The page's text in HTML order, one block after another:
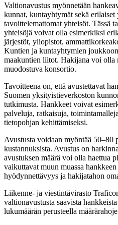
Valtionavustus myönnetään
kunnat, kuntayhtymät sekä
tavoittelemattomat yhteisöt. Tässä
yhteisöjä voivat olla esimerkiksi
järjestöt, yliopistot,
Kuntien ja kuntayhtymien joukkoon
maakuntien liitot. Hakijana voi olla
muodostuva konsortio.
Tavoitteena on, että avustettavat
Suomen yksityistieverkoston
tutkimusta. Hankkeet voivat
palveluja, ratkaisuja,
tietopohjan kehittämiseksi.
Avustusta voidaan myöntää 50–80
kustannuksista. Avustus on
avustuksen määrä voi olla haettua
vaikuttavat muun muassa
hyödynnettävyys ja hakijatahon
Liikenne- ja viestintävirasto
valtionavustusta saavista
lukumäärän perusteella